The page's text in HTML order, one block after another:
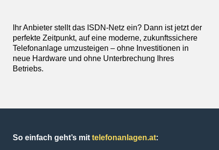
Ihr Anbieter stellt das ISDN-Netz ein? Dann ist jetzt der
perfekte Zeitpunkt, auf eine moderne, zukunftssichere
Telefonanlage umzusteigen – ohne Investitionen in
neue Hardware und ohne Unterbrechung Ihres
Betriebs.
So einfach geht’s mit telefonanlagen.at: